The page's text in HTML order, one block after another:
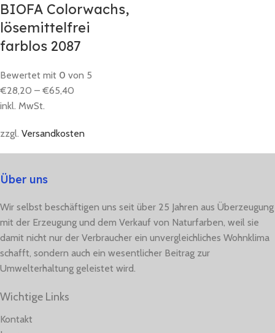
BIOFA Colorwachs,
lösemittelfrei
farblos 2087
Bewertet mit 0 von 5
€28,20 – €65,40
inkl. MwSt.
zzgl. Versandkosten
Über uns
Wir selbst beschäftigen uns seit über 25 Jahren aus Überzeugung
mit der Erzeugung und dem Verkauf von Naturfarben, weil sie
damit nicht nur der Verbraucher ein unvergleichliches Wohnklima
schafft, sondern auch ein wesentlicher Beitrag zur
Umwelterhaltung geleistet wird.
Wichtige Links
Kontakt